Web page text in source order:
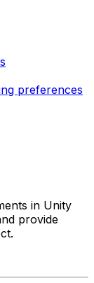
preferences
in Unity
provide